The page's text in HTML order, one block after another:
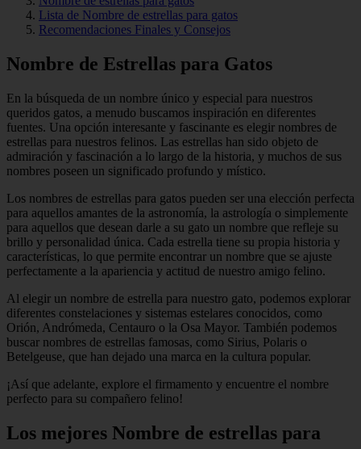
Lista de Nombre de estrellas para gatos
Recomendaciones Finales y Consejos
Nombre de Estrellas para Gatos
En la búsqueda de un nombre único y especial para nuestros
queridos gatos, a menudo buscamos inspiración en diferentes
fuentes. Una opción interesante y fascinante es elegir nombres de
estrellas para nuestros felinos. Las estrellas han sido objeto de
admiración y fascinación a lo largo de la historia, y muchos de sus
nombres poseen un significado profundo y místico.
Los nombres de estrellas para gatos pueden ser una elección perfecta
para aquellos amantes de la astronomía, la astrología o simplemente
para aquellos que desean darle a su gato un nombre que refleje su
brillo y personalidad única. Cada estrella tiene su propia historia y
características, lo que permite encontrar un nombre que se ajuste
perfectamente a la apariencia y actitud de nuestro amigo felino.
Al elegir un nombre de estrella para nuestro gato, podemos explorar
diferentes constelaciones y sistemas estelares conocidos, como
Orión, Andrómeda, Centauro o la Osa Mayor. También podemos
buscar nombres de estrellas famosas, como Sirius, Polaris o
Betelgeuse, que han dejado una marca en la cultura popular.
¡Así que adelante, explore el firmamento y encuentre el nombre
perfecto para su compañero felino!
Los mejores Nombre de estrellas para